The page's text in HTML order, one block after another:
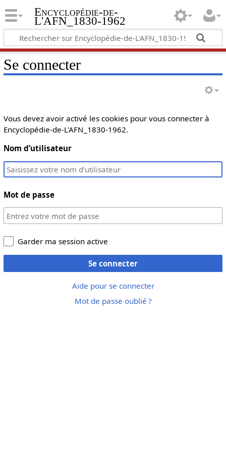
Encyclopédie-de-
L'AFN_1830-1962
Se connecter
Vous devez avoir activé les cookies pour vous connecter à
Encyclopédie-de-L'AFN_1830-1962.
Nom d’utilisateur
Mot de passe
Garder ma session active
Se connecter
Aide pour se connecter
Mot de passe oublié ?